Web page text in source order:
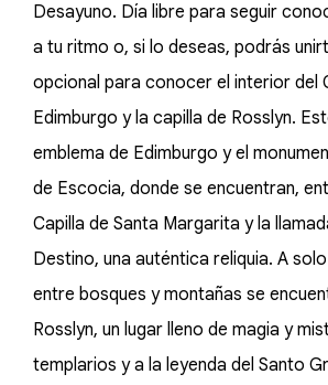
Desayuno. Día libre para seguir
a tu ritmo o, si lo deseas, podrás
opcional para conocer el interior del
Edimburgo y la capilla de Rosslyn.
emblema de Edimburgo y el
de Escocia, donde se encuentran,
Capilla de Santa Margarita y la
Destino, una auténtica reliquia. A
entre bosques y montañas se
Rosslyn, un lugar lleno de magia y
templarios y a la leyenda del Santo